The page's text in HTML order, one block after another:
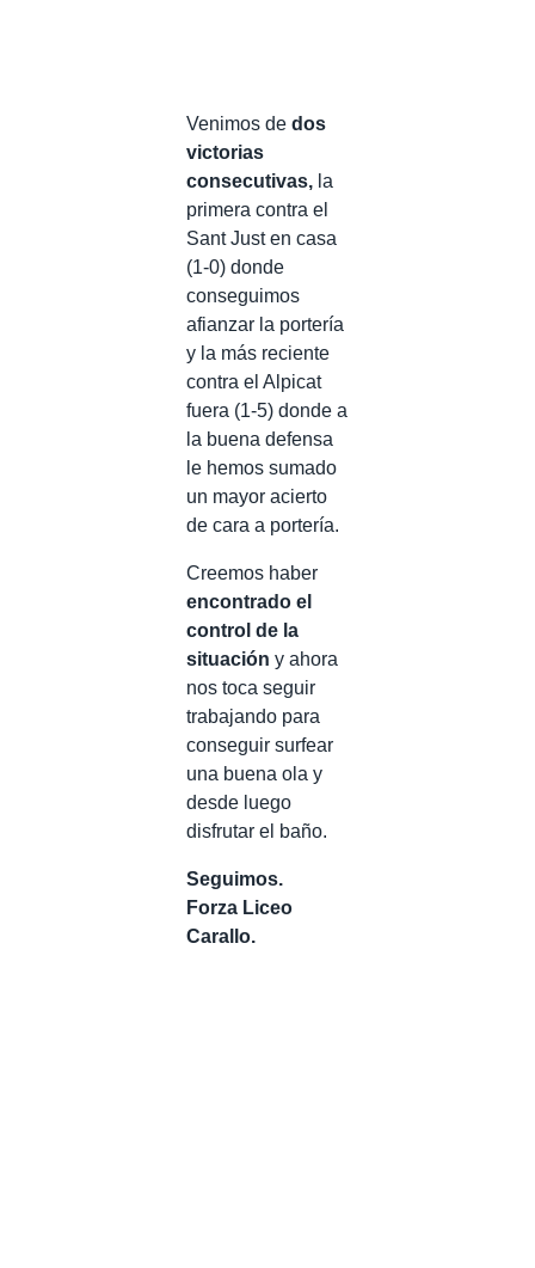
Venimos de dos
victorias
consecutivas, la
primera contra el
Sant Just en casa
(1-0) donde
conseguimos
afianzar la portería
y la más reciente
contra el Alpicat
fuera (1-5) donde a
la buena defensa
le hemos sumado
un mayor acierto
de cara a portería.
Creemos haber
encontrado el
control de la
situación y ahora
nos toca seguir
trabajando para
conseguir surfear
una buena ola y
desde luego
disfrutar el baño.
Seguimos.
Forza Liceo
Carallo.